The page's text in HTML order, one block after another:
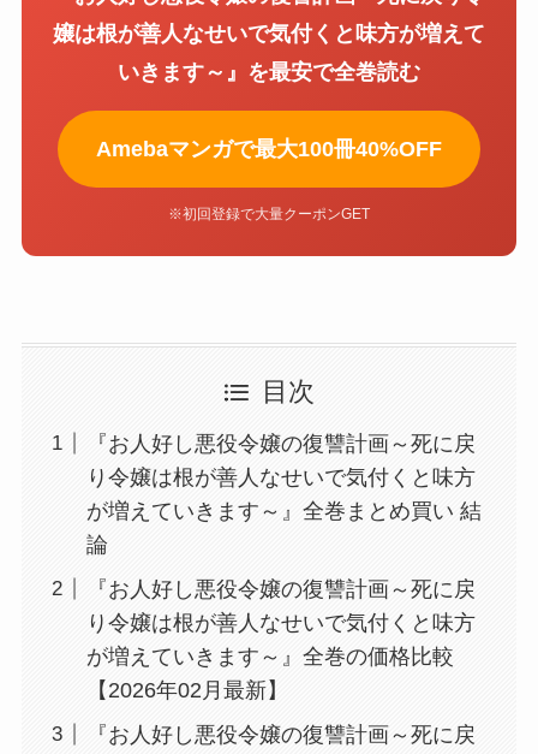
嬢は根が善人なせいで気付くと味方が増えて
いきます～』を最安で全巻読む
Amebaマンガで最大100冊40%OFF
※初回登録で大量クーポンGET
目次
『お人好し悪役令嬢の復讐計画～死に戻
り令嬢は根が善人なせいで気付くと味方
が増えていきます～』全巻まとめ買い 結
論
『お人好し悪役令嬢の復讐計画～死に戻
り令嬢は根が善人なせいで気付くと味方
が増えていきます～』全巻の価格比較
【2026年02月最新】
『お人好し悪役令嬢の復讐計画～死に戻